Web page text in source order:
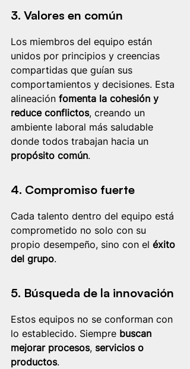
3. Valores en común
Los miembros del equipo están
unidos por principios y creencias
compartidas que guían sus
comportamientos y decisiones. Esta
alineación fomenta la cohesión y
reduce conflictos, creando un
ambiente laboral más saludable
donde todos trabajan hacia un
propósito común.
4. Compromiso fuerte
Cada talento dentro del equipo está
comprometido no solo con su
propio desempeño, sino con el éxito
del grupo.
5. Búsqueda de la innovación
Estos equipos no se conforman con
lo establecido. Siempre buscan
mejorar procesos, servicios o
productos.